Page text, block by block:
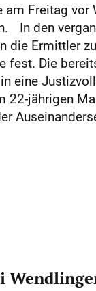
Freitag vor
In den
Ermittler
fest. Die
eine
jährigen